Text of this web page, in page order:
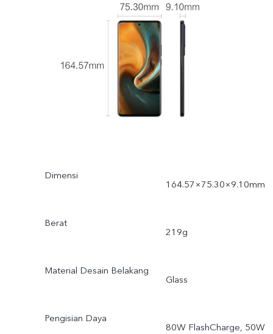
Dimensi
164.57×75.30×9.10mm
Berat
219g
Material Desain Belakang
Glass
Pengisian Daya
80W FlashCharge, 50W